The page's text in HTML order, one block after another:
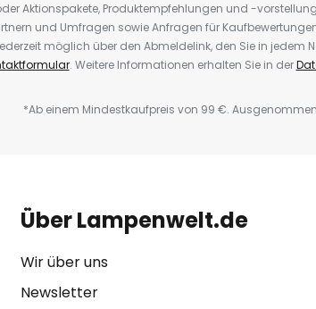
Aktionspakete, Produktempfehlungen und -
und Umfragen sowie Anfragen für
möglich über den Abmeldelink, den Sie in jedem
. Weitere Informationen erhalten Sie in der
*Ab einem Mindestkaufpreis von 99 €.
Über Lampenwelt.de
Wir über uns
Newsletter